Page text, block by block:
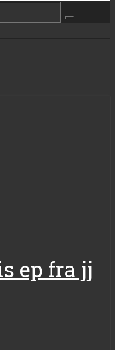
ep fra jj